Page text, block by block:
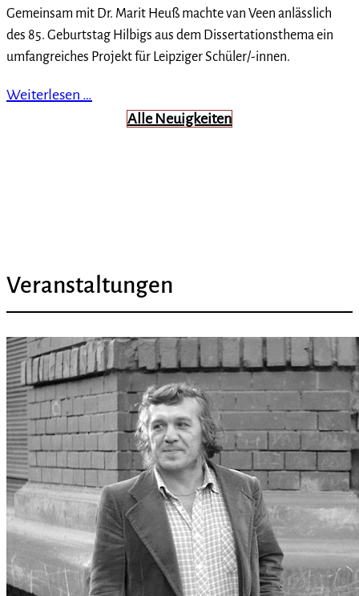
Gemeinsam mit Dr. Marit Heuß machte van Veen anlässlich
des 85. Geburtstag Hilbigs aus dem Dissertationsthema ein
umfangreiches Projekt für Leipziger Schüler/-innen.
Weiterlesen …
Alle Neuigkeiten
Veranstaltungen